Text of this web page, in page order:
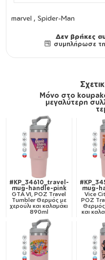
marvel , Spider-Man
Δεν βρήκες
συμπλήρωσε
Μόνο στο
μεγαλύτερη
#KP_34610_travel-
mug-handle-pink
GTA VI, ΡΟΖ Travel
Tumbler Θερμός με
χερούλι και καλαμάκι
890ml
mug-
Vice
ΡΟΖ
Θερμός
και